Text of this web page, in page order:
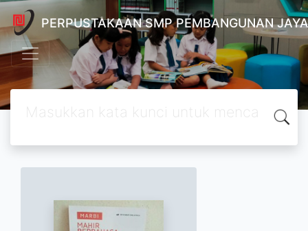
PERPUSTAKAAN SMP PEMBANGUNAN